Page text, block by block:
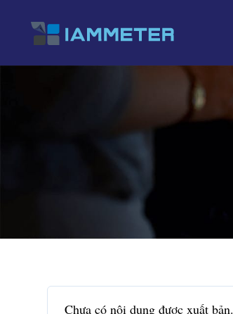
Chưa có nội dung được xuất bản.